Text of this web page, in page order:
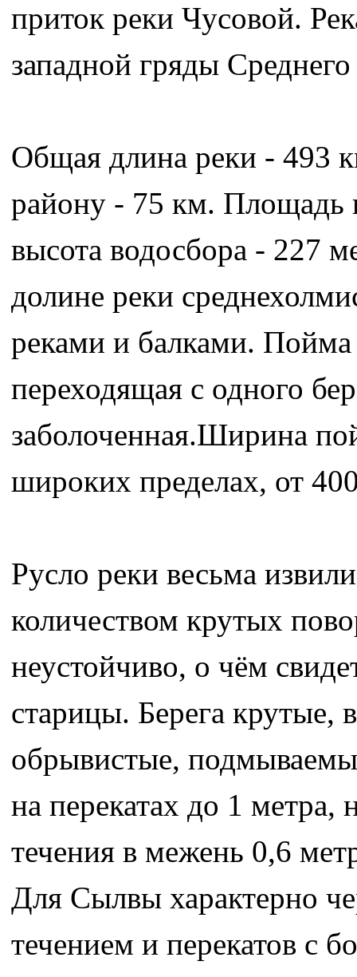
приток реки Чусовой.
западной гряды
Общая длина реки - 493
району - 75 км. Площадь
высота водосбора - 227
долине реки
реками и балками.
переходящая с одного
заболоченная.Ширина
широких пределах, от
Русло реки весьма
количеством крутых
неустойчиво, о чём
старицы. Берега крутые,
обрывистые,
на перекатах до 1 метра,
течения в межень 0,6
Для Сылвы характерно
течением и перекатов с